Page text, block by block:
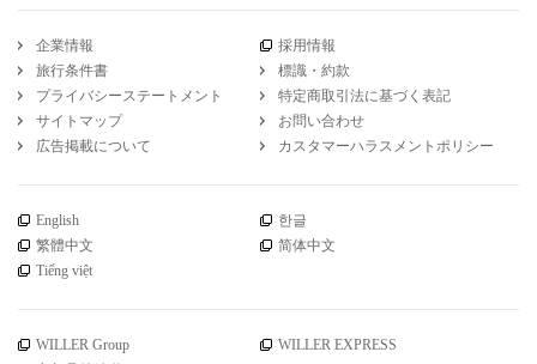
企業情報
採用情報
旅行条件書
標識・約款
プライバシーステートメント
特定商取引法に基づく表記
サイトマップ
お問い合わせ
広告掲載について
カスタマーハラスメントポリシー
English
한글
繁體中文
简体中文
Tiếng việt
WILLER Group
WILLER EXPRESS